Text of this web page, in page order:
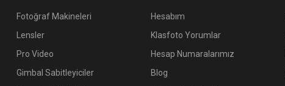
Fotoğraf Makineleri
Lensler
Pro Video
Gimbal Sabitleyiciler
Hesabım
Klasfoto Yorumlar
Hesap Numaralarımız
Blog